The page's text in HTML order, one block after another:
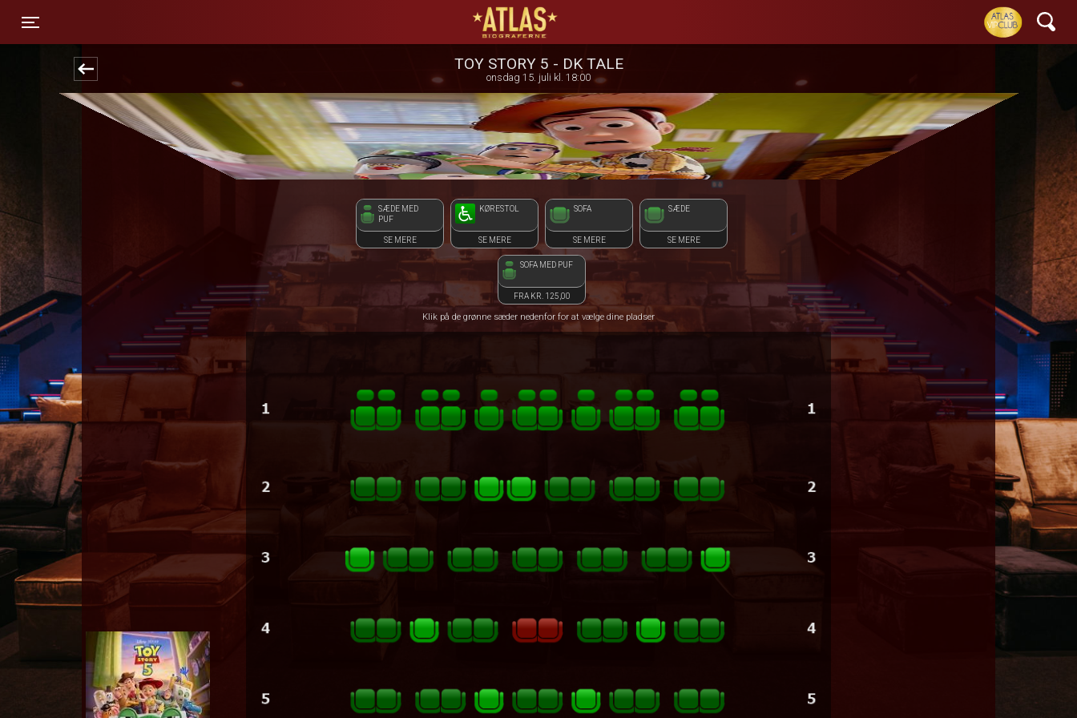
ATLAS Biograferne
TOY STORY 5 - DK TALE
onsdag 15. juli kl. 18:00
SÆDE MED
PUF
SE MERE
KØRESTOL
SE MERE
SOFA
SE MERE
SÆDE
SE MERE
SOFA MED PUF
FRA KR. 125,00
Klik på de grønne sæder nedenfor for at vælge dine pladser
front03-cc 105326